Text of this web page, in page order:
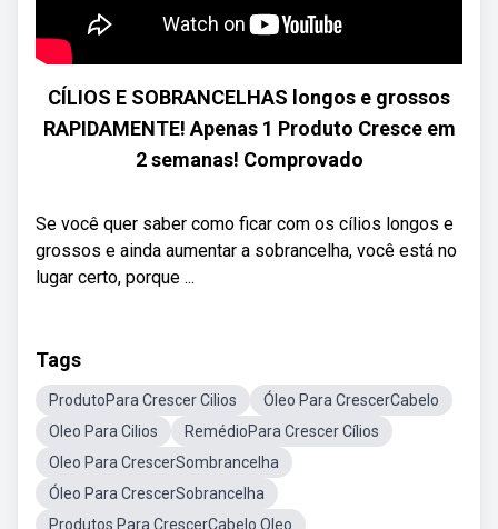
CÍLIOS E SOBRANCELHAS longos e grossos
RAPIDAMENTE! Apenas 1 Produto Cresce em
2 semanas! Comprovado
Se você quer saber como ficar com os cílios longos e
grossos e ainda aumentar a sobrancelha, você está no
lugar certo, porque ...
Tags
ProdutoPara Crescer Cilios
Óleo Para CrescerCabelo
Oleo Para Cilios
RemédioPara Crescer Cílios
Oleo Para CrescerSombrancelha
Óleo Para CrescerSobrancelha
Produtos Para CrescerCabelo Oleo